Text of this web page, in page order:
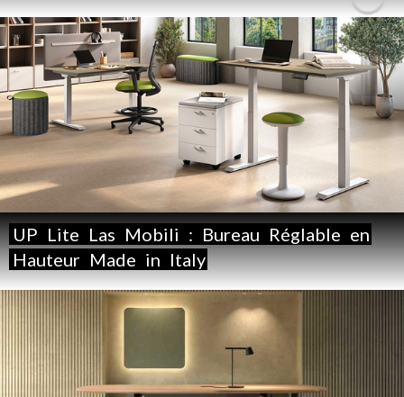
UP Lite Las Mobili : Bureau Réglable en
Hauteur Made in Italy